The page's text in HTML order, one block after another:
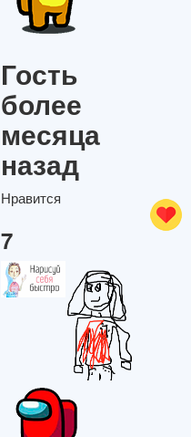
Гость
более
месяца
назад
Нравится
7